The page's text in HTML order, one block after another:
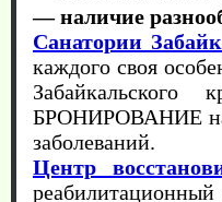
— наличие
Санатории
каждого своя
Забайкальского
БРОНИРОВАНИЕ на
заболеваний.
Центр